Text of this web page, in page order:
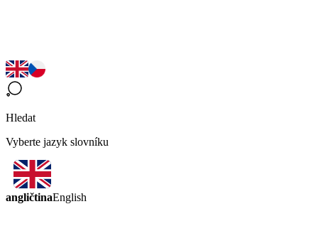
Hledat
Vyberte jazyk slovníku
angličtinaEnglish